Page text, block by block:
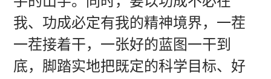
我、功成必定有我的精神境界，一茬
一茬接着干，一张好的蓝图一干到
底，脚踏实地把既定的科学目标、好